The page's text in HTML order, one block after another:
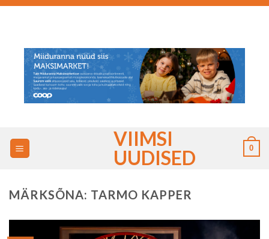
Skip
VIIMSI
UUDISED
0
MÄRKSÕNA: TARMO KAPPER